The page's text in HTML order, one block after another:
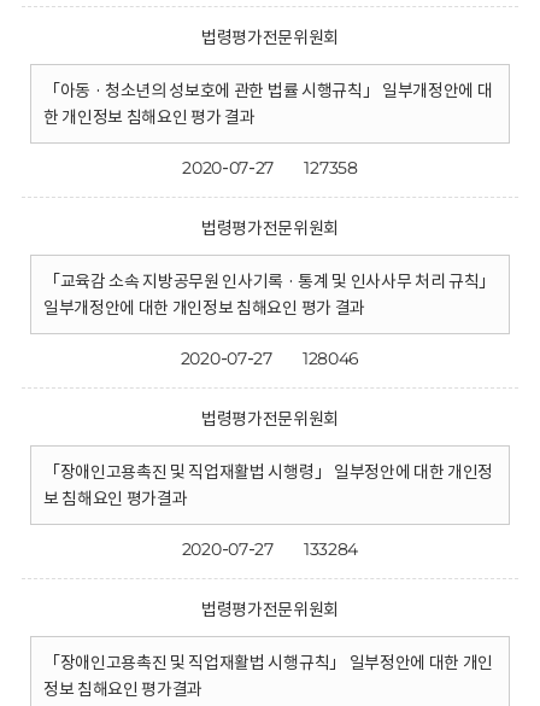
법령평가전문위원회
「아동 · 청소년의 성보호에 관한 법률 시행규칙」 일부개정안에 대
한 개인정보 침해요인 평가 결과
2020-07-27 127358
법령평가전문위원회
「교육감 소속 지방공무원 인사기록 · 통계 및 인사사무 처리 규칙」
일부개정안에 대한 개인정보 침해요인 평가 결과
2020-07-27 128046
법령평가전문위원회
「장애인고용촉진 및 직업재활법 시행령」 일부정안에 대한 개인정
보 침해요인 평가결과
2020-07-27 133284
법령평가전문위원회
「장애인고용촉진 및 직업재활법 시행규칙」 일부정안에 대한 개인
정보 침해요인 평가결과